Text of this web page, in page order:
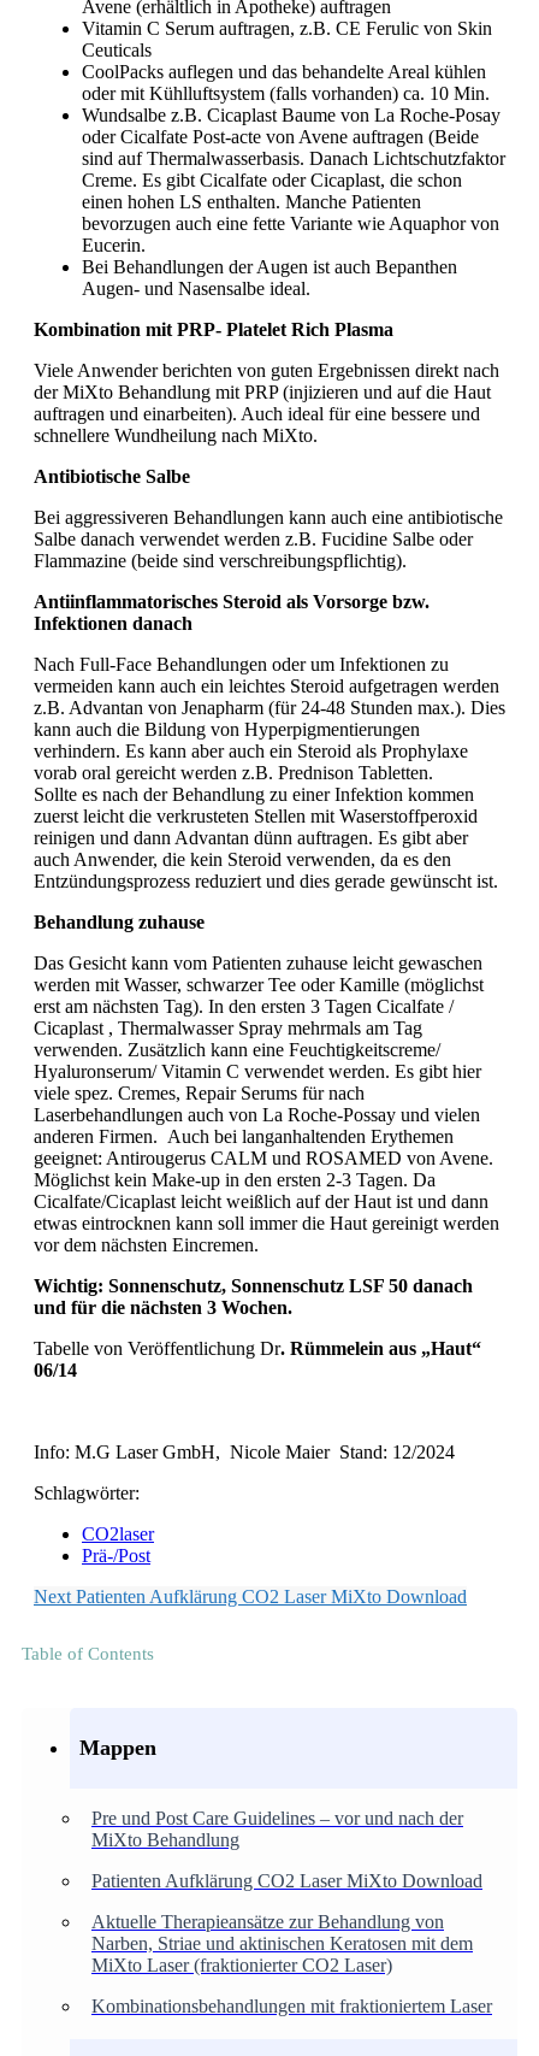
Mappen
Pre und Post Care Guidelines – vor und nach der
MiXto Behandlung
Patienten Aufklärung CO2 Laser MiXto Download
Aktuelle Therapieansätze zur Behandlung von
Narben, Striae und aktinischen Keratosen mit dem
MiXto Laser (fraktionierter CO2 Laser)
Kombinationsbehandlungen mit fraktioniertem Laser
Avene (erhältlich in Apotheke) auftragen
Vitamin C Serum auftragen, z.B. CE Ferulic von Skin
Ceuticals
CoolPacks auflegen und das behandelte Areal kühlen
oder mit Kühlluftsystem (falls vorhanden) ca. 10 Min.
Wundsalbe z.B. Cicaplast Baume von La Roche-Posay
oder Cicalfate Post-acte von Avene auftragen (Beide
sind auf Thermalwasserbasis. Danach Lichtschutzfaktor
Creme. Es gibt Cicalfate oder Cicaplast, die schon
einen hohen LS enthalten. Manche Patienten
bevorzugen auch eine fette Variante wie Aquaphor von
Eucerin.
Bei Behandlungen der Augen ist auch Bepanthen
Augen- und Nasensalbe ideal.
Kombination mit PRP- Platelet Rich Plasma
Viele Anwender berichten von guten Ergebnissen direkt nach
der MiXto Behandlung mit PRP (injizieren und auf die Haut
auftragen und einarbeiten). Auch ideal für eine bessere und
schnellere Wundheilung nach MiXto.
Antibiotische Salbe
Bei aggressiveren Behandlungen kann auch eine antibiotische
Salbe danach verwendet werden z.B. Fucidine Salbe oder
Flammazine (beide sind verschreibungspflichtig).
Antiinflammatorisches Steroid als Vorsorge bzw.
Infektionen danach
Nach Full-Face Behandlungen oder um Infektionen zu
vermeiden kann auch ein leichtes Steroid aufgetragen werden
z.B. Advantan von Jenapharm (für 24-48 Stunden max.). Dies
kann auch die Bildung von Hyperpigmentierungen
verhindern. Es kann aber auch ein Steroid als Prophylaxe
vorab oral gereicht werden z.B. Prednison Tabletten.
Sollte es nach der Behandlung zu einer Infektion kommen
zuerst leicht die verkrusteten Stellen mit Waserstoffperoxid
reinigen und dann Advantan dünn auftragen. Es gibt aber
auch Anwender, die kein Steroid verwenden, da es den
Entzündungsprozess reduziert und dies gerade gewünscht ist.
Behandlung zuhause
Das Gesicht kann vom Patienten zuhause leicht gewaschen
werden mit Wasser, schwarzer Tee oder Kamille (möglichst
erst am nächsten Tag). In den ersten 3 Tagen Cicalfate /
Cicaplast , Thermalwasser Spray mehrmals am Tag
verwenden. Zusätzlich kann eine Feuchtigkeitscreme/
Hyaluronserum/ Vitamin C verwendet werden. Es gibt hier
viele spez. Cremes, Repair Serums für nach
Laserbehandlungen auch von La Roche-Possay und vielen
anderen Firmen. Auch bei langanhaltenden Erythemen
geeignet: Antirougerus CALM und ROSAMED von Avene.
Möglichst kein Make-up in den ersten 2-3 Tagen. Da
Cicalfate/Cicaplast leicht weißlich auf der Haut ist und dann
etwas eintrocknen kann soll immer die Haut gereinigt werden
vor dem nächsten Eincremen.
Wichtig: Sonnenschutz, Sonnenschutz LSF 50 danach
und für die nächsten 3 Wochen.
Tabelle von Veröffentlichung Dr. Rümmelein aus „Haut“
06/14
Info: M.G Laser GmbH, Nicole Maier Stand: 12/2024
Schlagwörter:
CO2laser
Prä-/Post
NextPatienten Aufklärung CO2 Laser MiXto Download
Table of Contents